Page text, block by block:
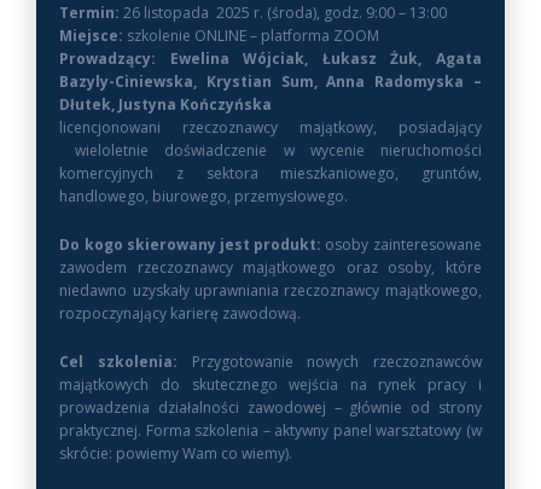
Termin: 26 listopada 2025 r. (środa), godz. 9:00 – 13:00
Miejsce: szkolenie ONLINE – platforma ZOOM
Prowadzący: Ewelina Wójciak, Łukasz Żuk, Agata
Bazyly-Ciniewska, Krystian Sum, Anna Radomyska –
Dłutek, Justyna Kończyńska
licencjonowani rzeczoznawcy majątkowy, posiadający
wieloletnie doświadczenie w wycenie nieruchomości
komercyjnych z sektora mieszkaniowego, gruntów,
handlowego, biurowego, przemysłowego.
Do kogo skierowany jest produkt: osoby zainteresowane
zawodem rzeczoznawcy majątkowego oraz osoby, które
niedawno uzyskały uprawniania rzeczoznawcy majątkowego,
rozpoczynający karierę zawodową.
Cel szkolenia: Przygotowanie nowych rzeczoznawców
majątkowych do skutecznego wejścia na rynek pracy i
prowadzenia działalności zawodowej – głównie od strony
praktycznej. Forma szkolenia – aktywny panel warsztatowy (w
skrócie: powiemy Wam co wiemy).